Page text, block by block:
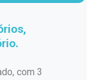
com 3